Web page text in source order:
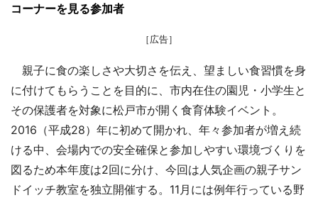
コーナーを見る参加者
［広告］
親子に食の楽しさや大切さを伝え、望ましい食習慣を身
に付けてもらうことを目的に、市内在住の園児・小学生と
その保護者を対象に松戸市が開く食育体験イベント。
2016（平成28）年に初めて開かれ、年々参加者が増え続
ける中、会場内での安全確保と参加しやすい環境づくりを
図るため本年度は2回に分け、今回は人気企画の親子サン
ドイッチ教室を独立開催する。11月には例年行っている野